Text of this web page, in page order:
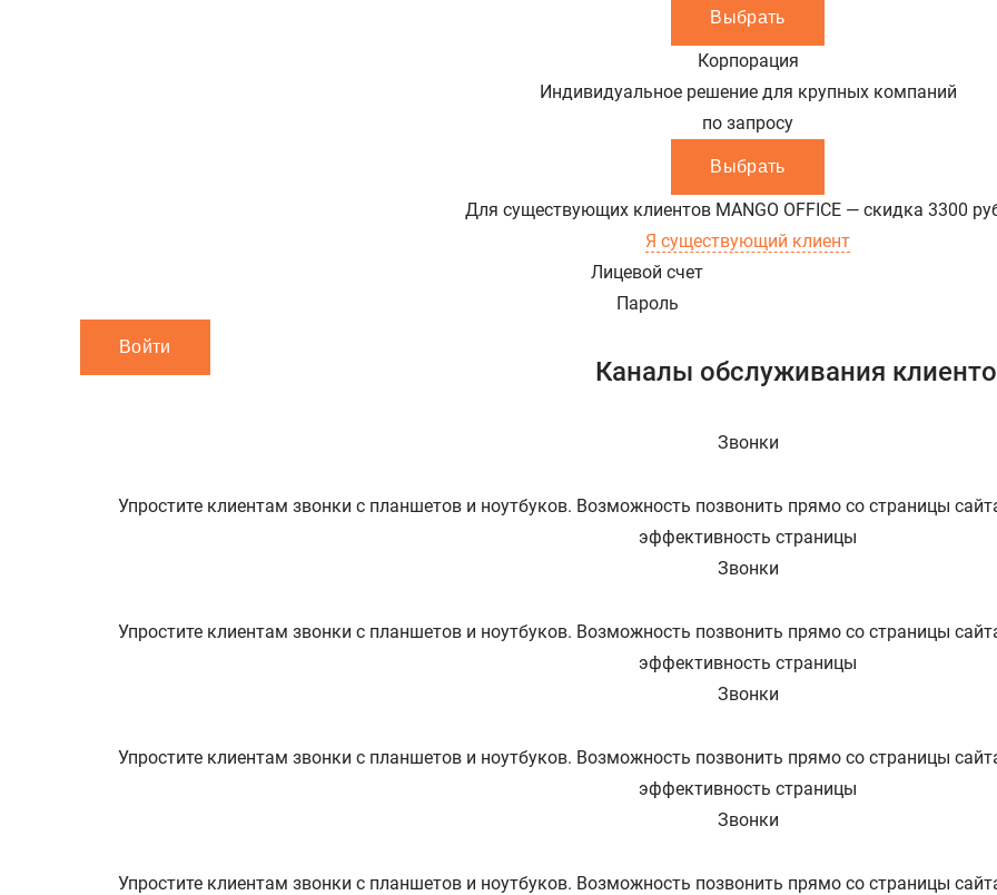
Выбрать
Корпорация
Индивидуальное решение для крупных компаний
по запросу
Выбрать
Для существующих клиентов MANGO OFFICE — скидка 3300
Я существующий клиент
Лицевой счет
Пароль
Войти
Каналы обслуживания
Звонки
Упростите клиентам звонки с планшетов и ноутбуков. Возможность позвонить прямо со страницы
эффективность страницы
Звонки
Упростите клиентам звонки с планшетов и ноутбуков. Возможность позвонить прямо со страницы
эффективность страницы
Звонки
Упростите клиентам звонки с планшетов и ноутбуков. Возможность позвонить прямо со страницы
эффективность страницы
Звонки
Упростите клиентам звонки с планшетов и ноутбуков. Возможность позвонить прямо со страницы